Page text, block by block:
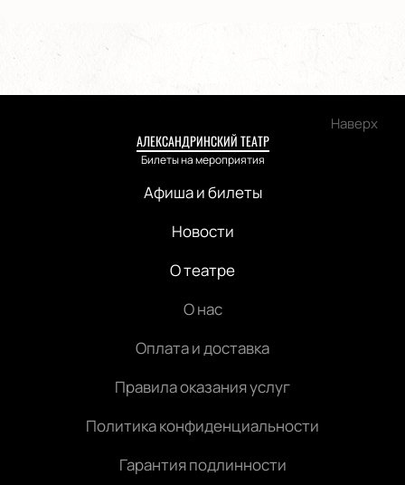
Наверх
АЛЕКСАНДРИНСКИЙ ТЕАТР
Билеты на мероприятия
Афиша и билеты
Новости
О театре
О нас
Оплата и доставка
Правила оказания услуг
Политика конфиденциальности
Гарантия подлинности